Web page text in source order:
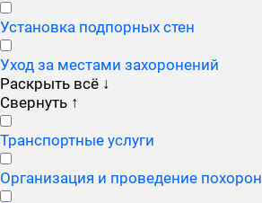
Установка подпорных стен
Уход за местами захоронений
Раскрыть всё ↓
Свернуть ↑
Транспортные услуги
Организация и проведение похорон